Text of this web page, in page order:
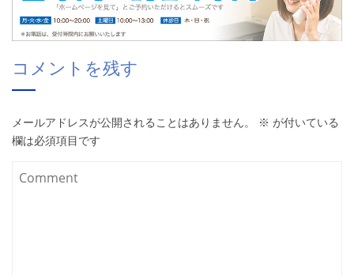
コメントを残す
メールアドレスが公開されることはありません。 ※ が付いている
欄は必須項目です